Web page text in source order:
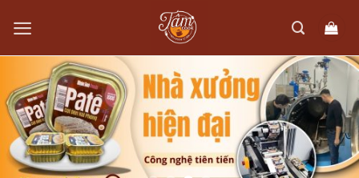
content